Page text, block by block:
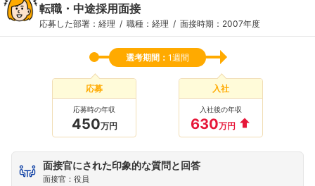
転職・中途採用面接
応募した部署：経理 職種：経理 面接時期：2007年度
選考期間： 1週間
応募
応募時の年収
450万円
入社
入社後の年収
630万円
面接官にされた印象的な質問と回答
面接官：役員